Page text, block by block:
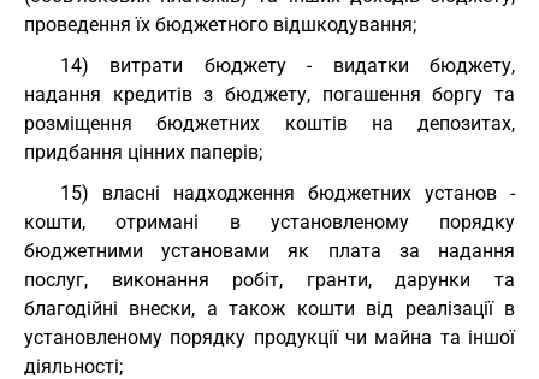
проведення їх бюджетного відшкодування;
14) витрати бюджету - видатки бюджету,
надання кредитів з бюджету, погашення боргу та
розміщення бюджетних коштів на депозитах,
придбання цінних паперів;
15) власні надходження бюджетних установ -
кошти, отримані в установленому порядку
бюджетними установами як плата за надання
послуг, виконання робіт, гранти, дарунки та
благодійні внески, а також кошти від реалізації в
установленому порядку продукції чи майна та іншої
діяльності;